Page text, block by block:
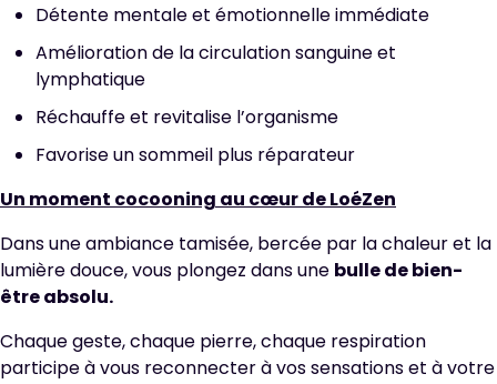
Détente mentale et émotionnelle immédiate
Amélioration de la circulation sanguine et
lymphatique
Réchauffe et revitalise l’organisme
Favorise un sommeil plus réparateur
Un moment cocooning au cœur de LoéZen
Dans une ambiance tamisée, bercée par la chaleur et la
lumière douce, vous plongez dans une bulle de bien-
être absolu.
Chaque geste, chaque pierre, chaque respiration
participe à vous reconnecter à vos sensations et à votre